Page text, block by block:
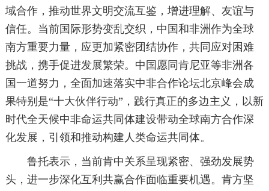
域合作，推动世界文明交流互鉴，增进理解、友谊与
信任。当前国际形势变乱交织，中国和非洲作为全球
南方重要力量，应更加紧密团结协作，共同应对困难
挑战，携手促进发展繁荣。中国愿同肯尼亚等非洲各
国一道努力，全面加速落实中非合作论坛北京峰会成
果特别是“十大伙伴行动”，践行真正的多边主义，以新
时代全天候中非命运共同体建设带动全球南方合作深
化发展，引领和推动构建人类命运共同体。
鲁托表示，当前肯中关系呈现紧密、强劲发展势
头，进一步深化互利共赢合作面临重要机遇。肯方坚